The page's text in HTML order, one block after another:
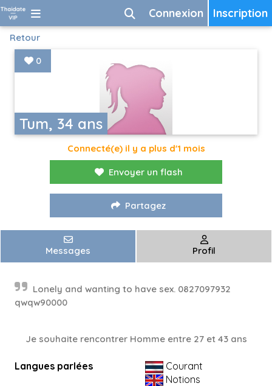
Inscription
Connexion
Retour
Tum, 34 ans
0
Connecté(e) il y a plus d'1 mois
Envoyer un flash
Partagez
Messages Profil
Lonely and wanting to have sex. 0827097932
qwqw90000
Je souhaite rencontrer Homme entre 27 et 43 ans
Langues parlées
Courant
Notions